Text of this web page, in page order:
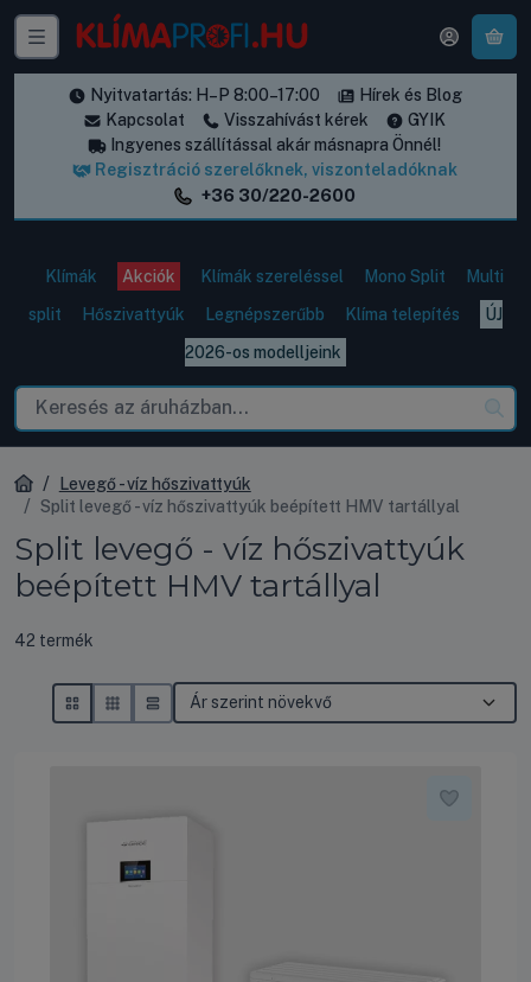
Nyitvatartás: H–P 8:00–17:00
Hírek és Blog
Kapcsolat
Visszahívást kérek
GYIK
Ingyenes szállítással akár másnapra Önnél!
Regisztráció szerelőknek, viszonteladóknak
+36 30/220-2600
Klímák Akciók Klímák szereléssel Mono Split
Multi
split
Hőszivattyúk Legnépszerűbb Klíma telepítés
ÚJ
2026-os modelljeink
Levegő - víz hőszivattyúk
Split levegő - víz hőszivattyúk beépített HMV tartállyal
Split levegő - víz hőszivattyúk
beépített HMV tartállyal
Összes termék a kategóriában
42 termék